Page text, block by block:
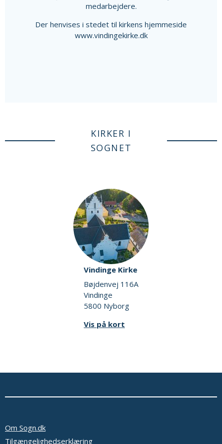
medarbejdere.
Der henvises i stedet til kirkens hjemmeside
www.vindingekirke.dk
KIRKER I
SOGNET
Vindinge Kirke
Bøjdenvej 116A
Vindinge
5800 Nyborg
Vis på kort
Om Sogn.dk
Tilgængelighedserklæring